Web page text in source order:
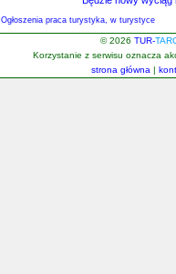
Ogłoszenia praca turystyka, w turystyce
© 2026 TUR-
Korzystanie z serwisu oznacza
strona główna |